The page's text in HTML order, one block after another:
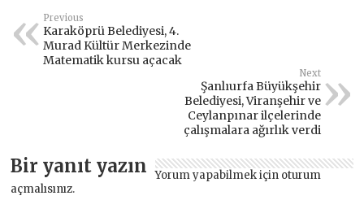
Previous
Karaköprü Belediyesi, 4.
Murad Kültür Merkezinde
Matematik kursu açacak
Next
Şanlıurfa Büyükşehir
Belediyesi, Viranşehir ve
Ceylanpınar ilçelerinde
çalışmalara ağırlık verdi
Bir yanıt yazın Yorum yapabilmek için oturum
açmalısınız.